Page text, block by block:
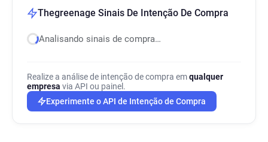
Thegreenage Sinais De Intenção De Compra
Analisando sinais de compra…
Realize a análise de intenção de compra emqualquer
empresa via API ou painel.
Experimente o API de Intenção de Compra